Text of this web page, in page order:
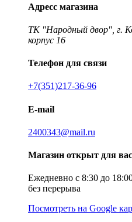
Адресс магазина
ТК "Народный двор", г.
корпус 16
Телефон для связи
+7(351)217-36-96
E-mail
2400343@mail.ru
Магазин открыт для вас
Ежедневно с 8:30 до
без перерыва
Посмотреть на Google